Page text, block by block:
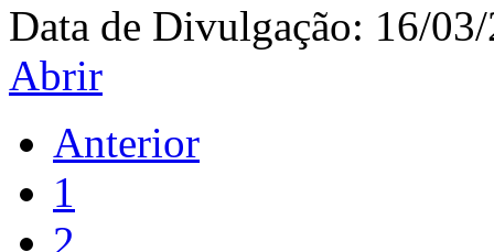
Data de Divulgação: 16/
Abrir
Anterior
1
2